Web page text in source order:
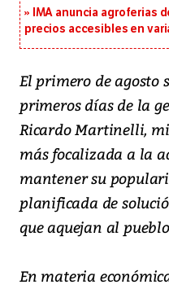
IMA anuncia agroferias
precios accesibles en
El primero de agosto
primeros días de la
Ricardo Martinelli,
más focalizada a la
mantener su
planificada de
que aquejan al
En materia